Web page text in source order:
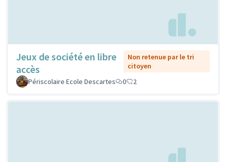
Jeux de société en libre
accès
Non retenue par le tri
citoyen
Périscolaire Ecole Descartes
0 2